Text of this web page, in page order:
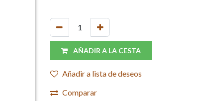
AÑADIR A LA CESTA
Añadir a lista de deseos
Comparar